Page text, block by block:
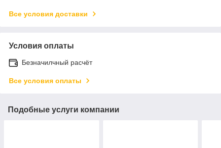
Все условия доставки
Условия оплаты
Безначилчный расчёт
Все условия оплаты
Подобные услуги компании